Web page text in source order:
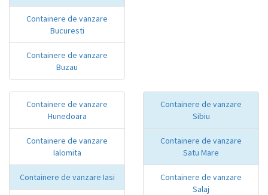
Containere de vanzare
Bucuresti
Containere de vanzare
Buzau
Containere de vanzare
Hunedoara
Containere de vanzare
Ialomita
Containere de vanzare Iasi
Containere de vanzare
Sibiu
Containere de vanzare
Satu Mare
Containere de vanzare
Salaj